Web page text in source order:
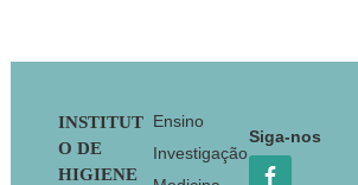
Footer
INSTITUT
O DE
HIGIENE
Ensino
Investigação
Siga-nos